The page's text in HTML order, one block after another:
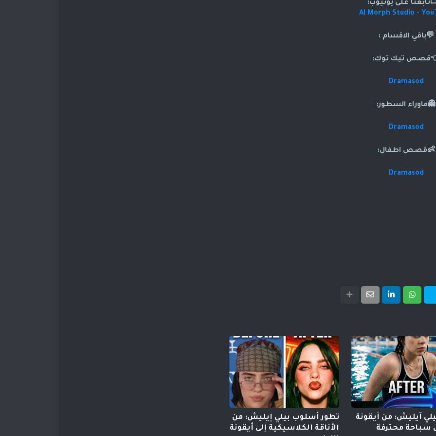
على يوتيوب:
AI Morph Studio -
💬باقي الاقسام :
تيك توك:
Dramasod
👻ماوراء السطور:
Dramasod
👶قصص اطفال:
Dramasod
آيليش: من أيقونة
سباحة محترفة
تطور أسلوب بيلي إيليش: من
الأناقة الكلاسيكية إلى أيقونة